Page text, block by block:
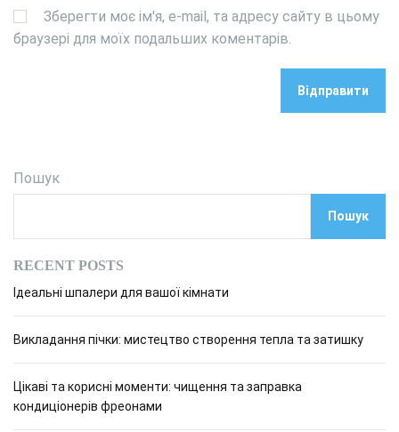
Зберегти моє ім'я, e-mail, та адресу сайту в цьому
браузері для моїх подальших коментарів.
Пошук
Пошук
RECENT POSTS
Ідеальні шпалери для вашої кімнати
Викладання пічки: мистецтво створення тепла та затишку
Цікаві та корисні моменти: чищення та заправка
кондиціонерів фреонами